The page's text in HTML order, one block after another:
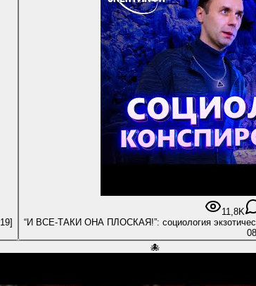
2019]
11,8K
“И ВСЕ-ТАКИ ОНА ПЛОСКАЯ!”: социология
🐙